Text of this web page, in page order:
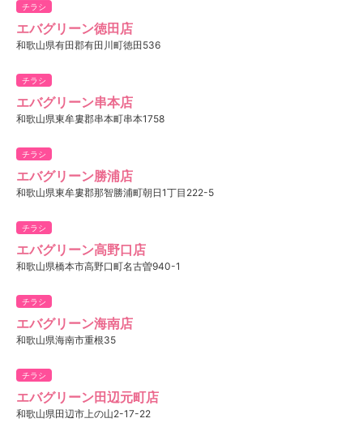
チラシ
エバグリーン徳田店
和歌山県有田郡有田川町徳田536
チラシ
エバグリーン串本店
和歌山県東牟婁郡串本町串本1758
チラシ
エバグリーン勝浦店
和歌山県東牟婁郡那智勝浦町朝日1丁目222-5
チラシ
エバグリーン高野口店
和歌山県橋本市高野口町名古曽940-1
チラシ
エバグリーン海南店
和歌山県海南市重根35
チラシ
エバグリーン田辺元町店
和歌山県田辺市上の山2-17-22